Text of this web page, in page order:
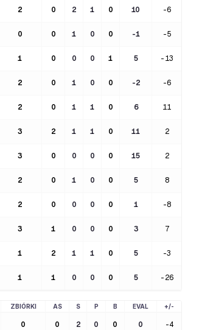
2 0 2 1 0 10 -6
0 0 1 0 0 -1 -5
1 0 0 0 1 5 -13
2 0 1 0 0 -2 -6
2 0 1 1 0 6 11
3 2 1 1 0 11 2
3 0 0 0 0 15 2
2 0 1 0 0 5 8
2 0 0 0 0 1 -8
3 1 0 0 0 3 7
1 2 1 1 0 5 -3
1 1 0 0 0 5 -26
ZBIÓRKI AS S P B EVAL +/-
0 0 2 0 0 0 -4